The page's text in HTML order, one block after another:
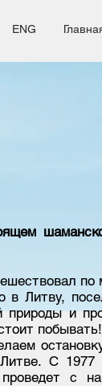
ENG
Литву,
и
побывать!​
С
с